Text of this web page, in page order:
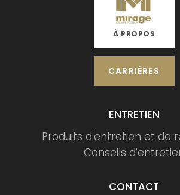
À PROPOS
CARRIÈRES
ENTRETIEN
Produits d'entretien et de
Conseils
CONTACT